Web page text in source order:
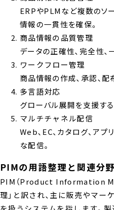
ERPやPLMなど複数のソ
情報の一貫性を確保。
商品情報の品質管理
データの正確性、完全性、
ワークフロー管理
商品情報の作成、承認、配
多言語対応
グローバル展開を支援す
マルチチャネル配信
Web、EC、カタログ、ア
な配信。
PIMの用語整理と関連分
PIM（Product Information
理」と訳され、主に販売やマ